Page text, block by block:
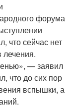
форума
что сейчас нет
лечения.
— заявил
что до сих пор
вспышки, а